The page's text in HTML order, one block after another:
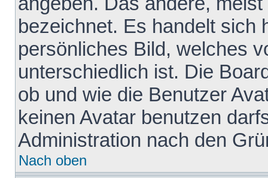
bezeichnet. Es handelt sich
persönliches Bild, welches
unterschiedlich ist. Die
ob und wie die Benutzer
keinen Avatar benutzen
Administration nach den
Nach oben